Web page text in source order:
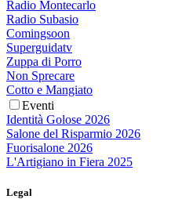
Radio Montecarlo
Radio Subasio
Comingsoon
Superguidatv
Zuppa di Porro
Non Sprecare
Cotto e Mangiato
Eventi
Identità Golose 2026
Salone del Risparmio 2026
Fuorisalone 2026
L'Artigiano in Fiera 2025
Legal